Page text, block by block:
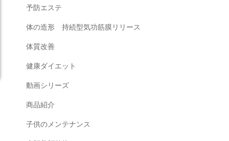
予防エステ
体の造形 持続型気功筋膜リリース
体質改善
健康ダイエット
動画シリーズ
商品紹介
子供のメンテナンス